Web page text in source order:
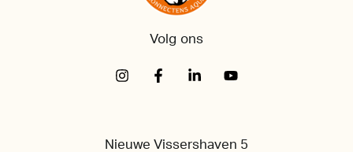
Volg ons
Nieuwe Vissershaven 5